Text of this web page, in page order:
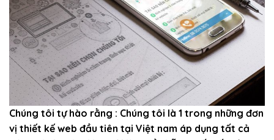
Chúng tôi tự hào rằng : Chúng tôi là 1 trong những đơn
vị thiết kế web đầu tiên tại Việt nam áp dụng tất cả